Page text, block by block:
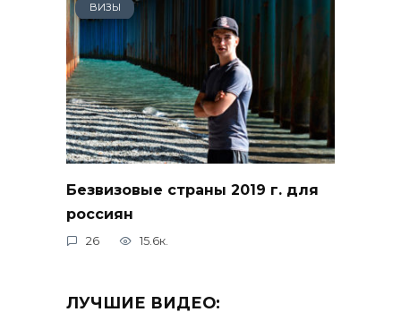
ВИЗЫ
Безвизовые страны 2019 г. для
россиян
26 15.6к.
ЛУЧШИЕ ВИДЕО: